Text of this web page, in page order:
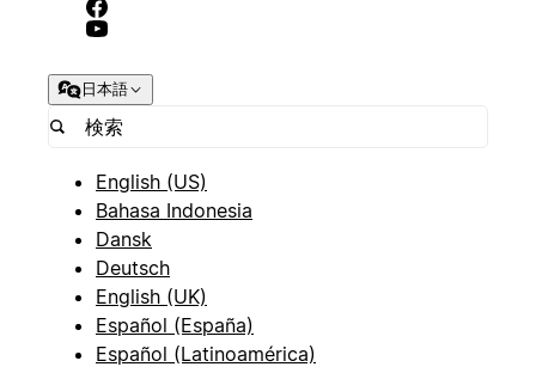
日本語
English (US)
Bahasa Indonesia
Dansk
Deutsch
English (UK)
Español (España)
Español (Latinoamérica)